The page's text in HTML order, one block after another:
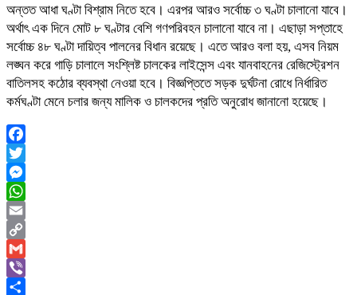
অন্তত আধা ঘণ্টা বিশ্রাম নিতে হবে। এরপর আরও সর্বোচ্চ ৩ ঘণ্টা চালানো যাবে।
অর্থাৎ এক দিনে মোট ৮ ঘণ্টার বেশি গণপরিবহন চালানো যাবে না। এছাড়া সপ্তাহে
সর্বোচ্চ ৪৮ ঘণ্টা দায়িত্ব পালনের বিধান রয়েছে। এতে আরও বলা হয়, এসব নিয়ম
লঙ্ঘন করে গাড়ি চালালে সংশ্লিষ্ট চালকের লাইসেন্স এবং যানবাহনের রেজিস্ট্রেশন
বাতিলসহ কঠোর ব্যবস্থা নেওয়া হবে। বিজ্ঞপ্তিতে সড়ক দুর্ঘটনা রোধে নির্ধারিত
কর্মঘণ্টা মেনে চলার জন্য মালিক ও চালকদের প্রতি অনুরোধ জানানো হয়েছে।
Facebook
Twitter
Messenger
WhatsApp
Email
Copy
Link
Gmail
Viber